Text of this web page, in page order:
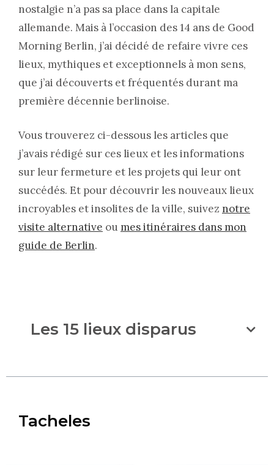
nostalgie n’a pas sa place dans la capitale
allemande. Mais à l’occasion des 14 ans de Good
Morning Berlin, j’ai décidé de refaire vivre ces
lieux, mythiques et exceptionnels à mon sens,
que j’ai découverts et fréquentés durant ma
première décennie berlinoise.
Vous trouverez ci-dessous les articles que
j’avais rédigé sur ces lieux et les informations
sur leur fermeture et les projets qui leur ont
succédés. Et pour découvrir les nouveaux lieux
incroyables et insolites de la ville, suivez notre
visite alternative ou mes itinéraires dans mon
guide de Berlin.
Les 15 lieux disparus
Tacheles